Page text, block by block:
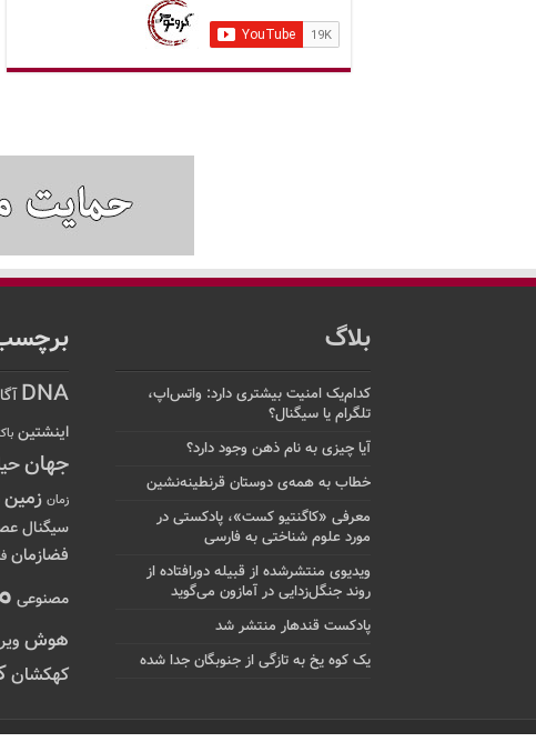
بلاگ
کدام‌یک امنیت بیشتری دارد: واتس‌اپ،
تلگرام یا سیگنال؟
آیا چیزی به نام ذهن وجود دارد؟
خطاب به همه‌ی دوستان قرنطینه‌نشین
معرفی «کاگنتیو کست»، پادکستی در
مورد علوم شناختی به فارسی
ویدیوی منتشرشده از قبیله دورافتاده‌ از
روند جنگل‌زدایی در آمازون می‌گوید
پادکست قندهار منتشر شد
یک کوه یخ به تازگی از جنوبگان جدا شده
DNA
اینشتین
جهان
زمان زمین
سیگنال
فضازمان
مصنوعی
هوش
کهکشان